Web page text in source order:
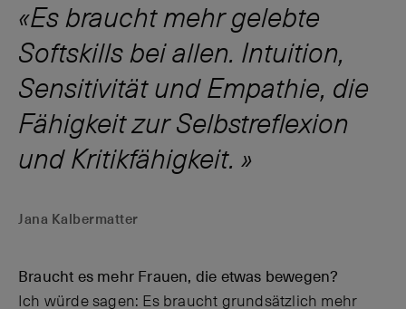
Es braucht mehr gelebte
Softskills bei allen. Intuition,
Sensitivität und Empathie, die
Fähigkeit zur Selbstreflexion
und Kritikfähigkeit.
Jana Kalbermatter
Braucht es mehr Frauen, die etwas bewegen?
Ich würde sagen: Es braucht grundsätzlich mehr